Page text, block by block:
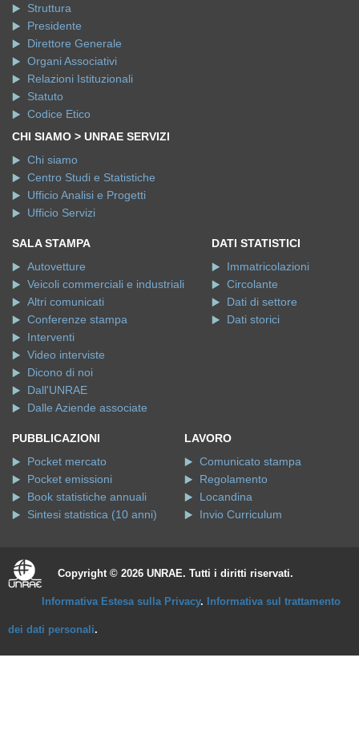
Struttura
Presidente
Direttore Generale
Organi Associativi
Relazioni Istituzionali
Statuto
Codice Etico
CHI SIAMO > UNRAE SERVIZI
Chi siamo
Centro Studi e Statistiche
Ufficio Analisi e Progetti
Ufficio Servizi
SALA STAMPA
Autovetture
Veicoli commerciali e industriali
Altri comunicati
Conferenze stampa
Interventi
Video interviste
Dicono di noi
Dall'UNRAE
Dalle Aziende associate
DATI STATISTICI
Immatricolazioni
Circolante
Dati di settore
Dati storici
PUBBLICAZIONI
Pocket mercato
Pocket emissioni
Book statistiche annuali
Sintesi statistica (10 anni)
LAVORO
Comunicato stampa
Regolamento
Locandina
Invio Curriculum
Copyright © 2026 UNRAE. Tutti i diritti riservati.
Informativa Estesa sulla Privacy. Informativa sul trattamento
dei dati personali.